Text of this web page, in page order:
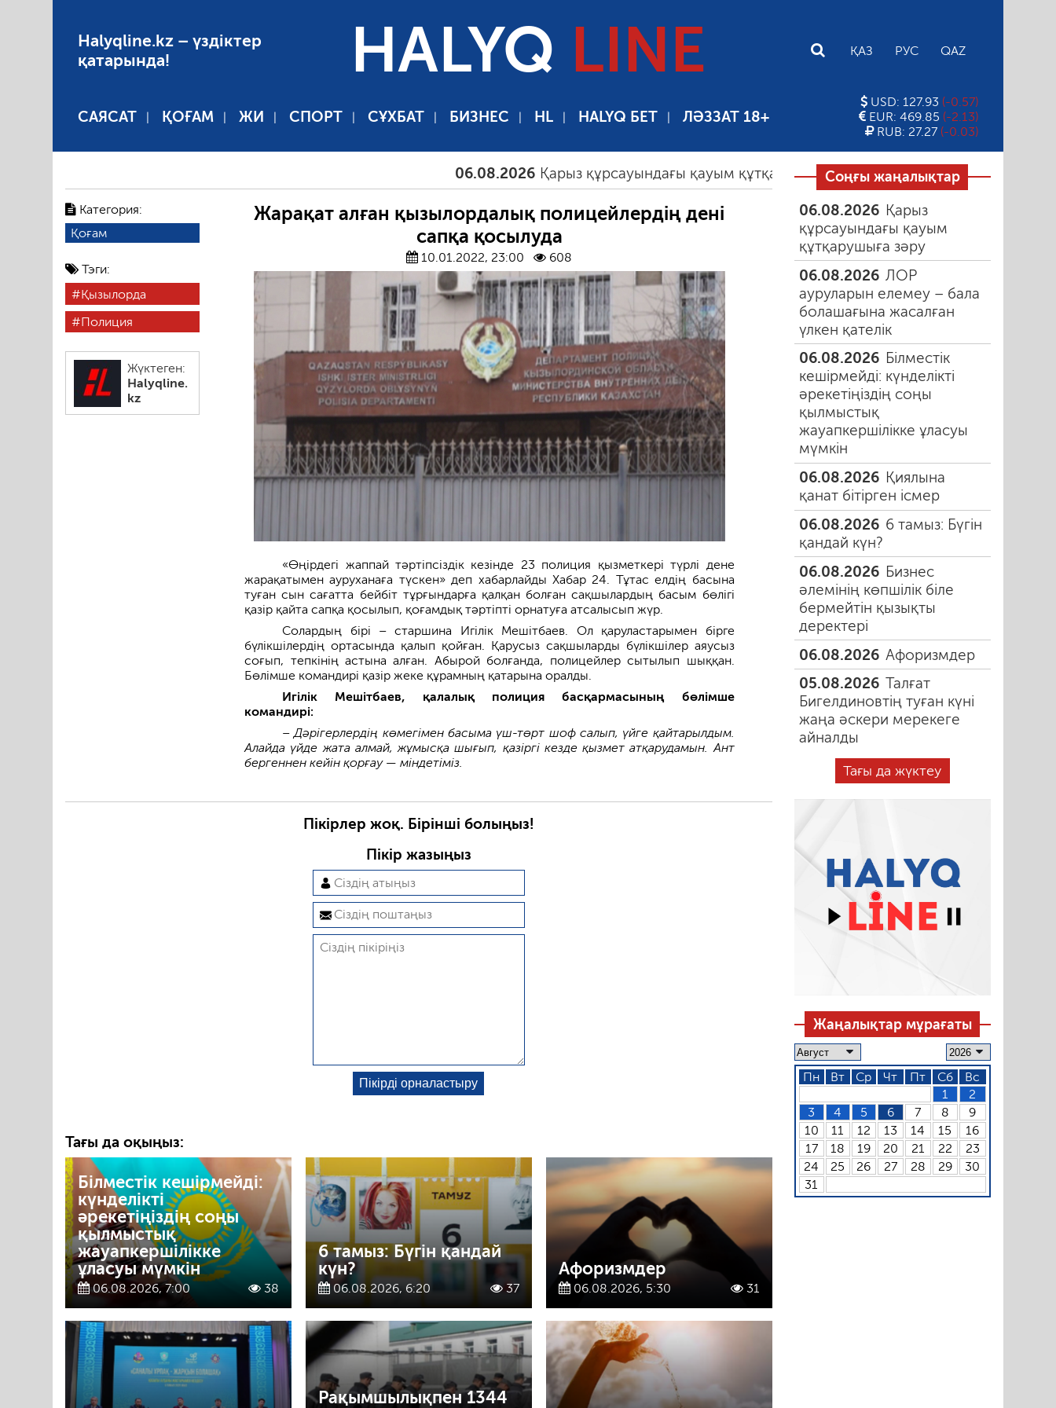
Halyqline.kz – үздіктер
қатарында!
HALYQ LINE ҚАЗ РУС QAZ
САЯСАТ ҚОҒАМ ЖИ СПОРТ СҰХБАТ БИЗНЕС HL HALYQ БЕТ ЛӘЗЗАТ 18+
USD: 127.93 (-0.57)
EUR: 469.85 (-2.13)
RUB: 27.27 (-0.03)
06.08.2026 Қарыз құрсауындағы қауым құтқарушыға зәру 03.08.2026 Біз туристерді
Категория:
Қоғам
Тэги:
Қызылорда
Полиция
Жүктеген:
Halyqline.
kz
Жарақат алған қызылордалық полицейлердің дені
сапқа қосылуда
10.01.2022, 23:00 608
«Өңірдегі жаппай тәртіпсіздік кезінде 23 полиция қызметкері түрлі дене
жарақатымен ауруханаға түскен» деп хабарлайды Хабар 24. Тұтас елдің басына
туған сын сағатта бейбіт тұрғындарға қалқан болған сақшылардың басым бөлігі
қазір қайта сапқа қосылып, қоғамдық тәртіпті орнатуға атсалысып жүр.
Солардың бірі – старшина Игілік Мешітбаев. Ол қаруластарымен бірге
бүлікшілердің ортасында қалып қойған. Қарусыз сақшыларды бүлікшілер аяусыз
соғып, тепкінің астына алған. Абырой болғанда, полицейлер сытылып шыққан.
Бөлімше командирі қазір жеке құрамның қатарына оралды.
Игілік Мешітбаев, қалалық полиция басқармасының бөлімше
командирі:
–Дәрігерлердің көмегімен басыма үш-төрт шоф салып, үйге қайтарылдым.
Алайда үйде жата алмай, жұмысқа шығып, қазіргі кезде қызмет атқарудамын. Ант
бергеннен кейін қорғау — міндетіміз.
Пікірлер жоқ. Бірінші болыңыз!
Пікір жазыңыз
Тағы да оқыңыз:
Білместік кешірмейді:
күнделікті
әрекетіңіздің соңы
қылмыстық
жауапкершілікке
ұласуы мүмкін
06.08.2026, 7:00 38
6 тамыз: Бүгін қандай
күн?
06.08.2026, 6:20 37
Афоризмдер
06.08.2026, 5:30 31
Рақымшылықпен 1344
Соңғы жаңалықтар
06.08.2026 Қарыз
құрсауындағы қауым
құтқарушыға зәру
06.08.2026 ЛОР
ауруларын елемеу – бала
болашағына жасалған
үлкен қателік
06.08.2026 Білместік
кешірмейді: күнделікті
әрекетіңіздің соңы
қылмыстық
жауапкершілікке ұласуы
мүмкін
06.08.2026 Қиялына
қанат бітірген ісмер
06.08.2026 6 тамыз: Бүгін
қандай күн?
06.08.2026 Бизнес
әлемінің көпшілік біле
бермейтін қызықты
деректері
06.08.2026 Афоризмдер
05.08.2026 Талғат
Бигелдиновтің туған күні
жаңа әскери мерекеге
айналды
Тағы да жүктеу
Жаңалықтар мұрағаты
Пн Вт Ср Чт Пт Сб
Вс
1
2
3
4 5 6 7 8
9
10
11 12 13 14 15
16
17
18 19 20 21 22
23
24
25 26 27 28 29
30
31